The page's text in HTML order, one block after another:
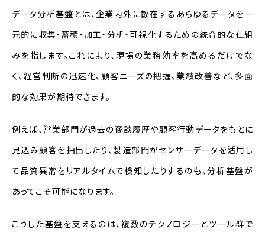
用
日産自動車様：リアルとオンラインを
融合し、顧客体験を高度化
阪急阪神ホールディングス様：事業横
断型の顧客基盤整備と内製化による
福岡ソフトバンクホークス様：ファン一
人一人と向き合うデータ活用の実践
データ分析基盤とは、企業内外に散在するあらゆるデータを一
元的に収集・蓄積・加工・分析・可視化するための統合的な仕組
みを指します。これにより、現場の業務効率を高めるだけでな
く、経営判断の迅速化、顧客ニーズの把握、業績改善など、多面
的な効果が期待できます。
例えば、営業部門が過去の商談履歴や顧客行動データをもとに
見込み顧客を抽出したり、製造部門がセンサーデータを活用し
て品質異常をリアルタイムで検知したりするのも、分析基盤が
あってこそ可能になります。
こうした基盤を支えるのは、複数のテクノロジーとツール群で